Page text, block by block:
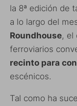
la 8ª edición de
a lo largo del
Roundhouse, el
ferroviarios
recinto para
escénicos.
Tal como ha